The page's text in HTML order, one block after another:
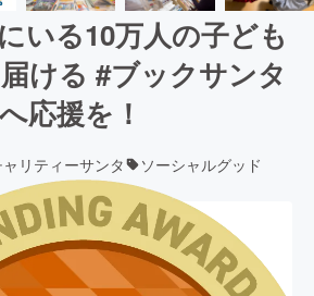
いる10万人の子ども
ける #ブックサンタ
へ応援を！
リティーサンタ ソーシャルグッド
現在の支援総額
円